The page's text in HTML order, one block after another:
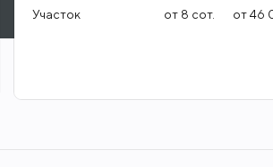
Участок от 8 сот. от46